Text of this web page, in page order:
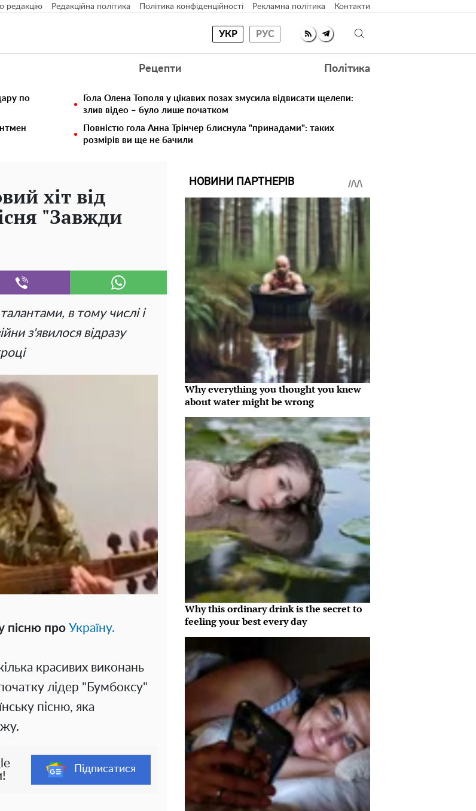
редакцію Редакційна політика Політика конфіденційності Рекламна політика Контакти
УКР РУС
Рецепти Політика
по
Гола Олена Тополя у цікавих позах змусила відвисати щелепи:
злив відео – було лише початком
Повністю гола Анна Трінчер блиснула "принадами": таких
розмірів ви ще не бачили
хіт від
"Завжди
в тому числі і
з'явилося відразу
пісню про Україну.
красивих виконань
лідер "Бумбоксу"
пісню, яка
Підписатися
НОВИНИ ПАРТНЕРІВ
Why everything you thought you knew
about water might be wrong
Why this ordinary drink is the secret to
feeling your best every day